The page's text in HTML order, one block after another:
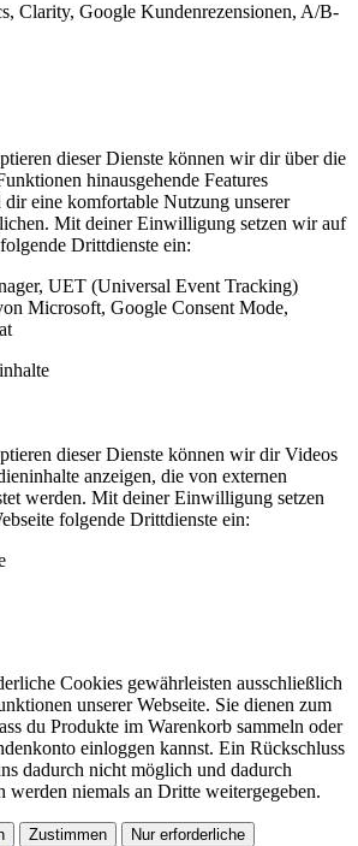
Clarity, Google Kundenrezensionen, A/B-
dieser Dienste können wir dir über die
hinausgehende Features
dir eine komfortable Nutzung unserer
Mit deiner Einwilligung setzen wir auf
Drittdienste ein:
UET (Universal Event Tracking)
Microsoft, Google Consent Mode,
dieser Dienste können wir dir Videos
anzeigen, die von externen
werden. Mit deiner Einwilligung setzen
folgende Drittdienste ein:
Cookies gewährleisten ausschließlich
unserer Webseite. Sie dienen zum
du Produkte im Warenkorb sammeln oder
einloggen kannst. Ein Rückschluss
dadurch nicht möglich und dadurch
werden niemals an Dritte weitergegeben.
Zustimmen Nur erforderliche